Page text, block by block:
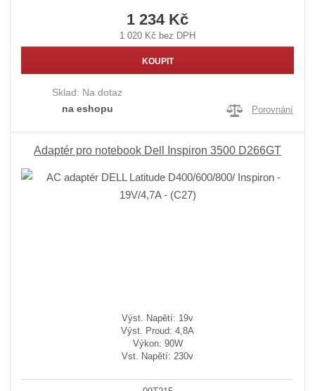
1 234 Kč
1 020 Kč bez DPH
KOUPIT
Sklad: Na dotaz
na eshopu
Porovnání
Adaptér pro notebook Dell Inspiron 3500 D266GT
Výst. Napětí: 19v
Výst. Proud: 4,8A
Výkon: 90W
Vst. Napětí: 230v